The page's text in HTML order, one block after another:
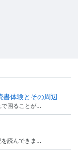
体験とその周辺
で困ることが…
を読んできま…